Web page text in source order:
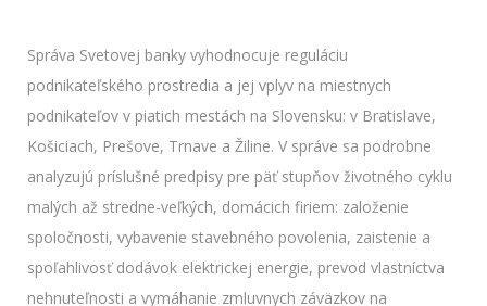
Správa Svetovej banky vyhodnocuje reguláciu
podnikateľského prostredia a jej vplyv na miestnych
podnikateľov v piatich mestách na Slovensku: v Bratislave,
Košiciach, Prešove, Trnave a Žiline. V správe sa podrobne
analyzujú príslušné predpisy pre päť stupňov životného cyklu
malých až stredne-veľkých, domácich firiem: založenie
spoločnosti, vybavenie stavebného povolenia, zaistenie a
spoľahlivosť dodávok elektrickej energie, prevod vlastníctva
nehnuteľnosti a vymáhanie zmluvnych záväzkov na